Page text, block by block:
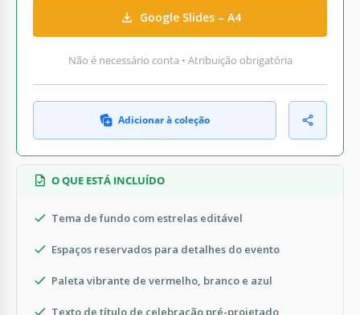
Google Slides – A4
Não é necessário conta • Atribuição obrigatória
Adicionar à coleção
O QUE ESTÁ INCLUÍDO
Tema de fundo com estrelas editável
Espaços reservados para detalhes do evento
Paleta vibrante de vermelho, branco e azul
Texto de título de celebração pré-projetado